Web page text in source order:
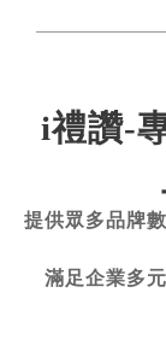
i禮讚-
提供眾多品牌
滿足企業多